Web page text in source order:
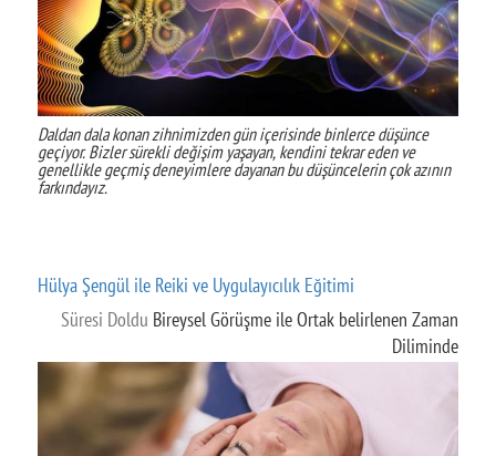
Daldan dala konan zihnimizden gün içerisinde binlerce düşünce
geçiyor. Bizler sürekli değişim yaşayan, kendini tekrar eden ve
genellikle geçmiş deneyimlere dayanan bu düşüncelerin çok azının
farkındayız.
Hülya Şengül ile Reiki ve Uygulayıcılık Eğitimi
Süresi Doldu Bireysel Görüşme ile Ortak belirlenen Zaman
Diliminde